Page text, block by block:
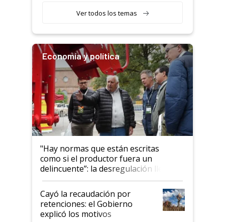
Ver todos los temas
Economía y política
"Hay normas que están escritas
como si el productor fuera un
delincuente”: la desregulación llegó
al Congreso Aapresid y hasta se
habló del financiamiento al IPCVA
Cayó la recaudación por
retenciones: el Gobierno
explicó los motivos